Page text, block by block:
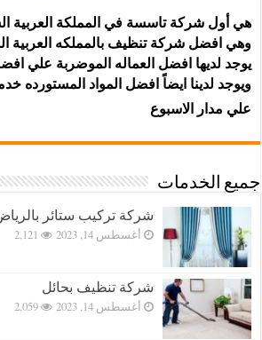
يوجد لديها افضل العماله الموضربة علي
علي مدار الاسبوع
جميع الخدمات
شركة تركيب ستائر
أغسطس 14, 2023 2,121
شركة تنظيف بحائل
أغسطس 14, 2023 2,059